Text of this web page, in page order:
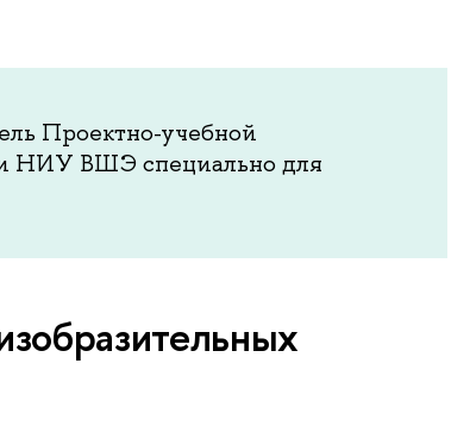
Проектно-учебной
НИУ ВШЭ специально для